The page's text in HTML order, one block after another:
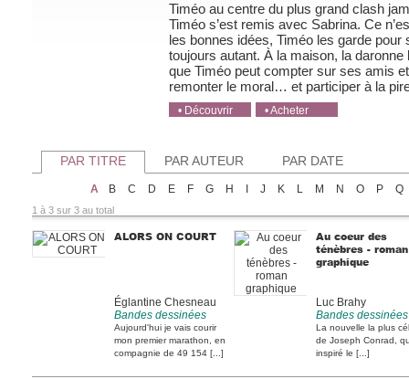
Timéo au centre du plus grand clash
Timéo s’est remis avec Sabrina. Ce
les bonnes idées, Timéo les garde pour
toujours autant. À la maison, la
que Timéo peut compter sur ses amis
remonter le moral… et participer à la
• Découvrir
• Acheter
PAR TITRE PAR AUTEUR PAR DATE
A B C D E F G H J K L M N O P Q
1 à 3 sur 3 au total
ALORS ON COURT
Églantine Chesneau
Bandes dessinées
Aujourd'hui je vais courir
mon premier marathon, en
compagnie de 49 154 [...]
Au coeur des
ténèbres - roman
graphique
Luc Brahy
Bandes dessinées
La nouvelle la plus
de Joseph Conrad,
inspiré le [...]